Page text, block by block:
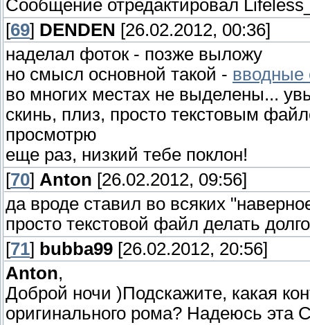
Сообщение отредактировал
[69] DENDEN [26.02.2012, 00:36]
наделал фоток - позже выложу
но смысл основной такой - вводные
во многих местах не выделены...
скинь, плиз, просто текстовым
просмотрю
еще раз, низкий тебе поклон!
[70] Anton [26.02.2012, 09:56]
да вроде ставил во всяких
просто текстовой файл делать
[71] bubba99 [26.02.2012, 20:56]
Anton,
Доброй ночи )Подскажите, какая
оригинального рома? Надеюсь эта